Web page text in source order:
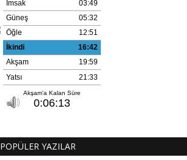
POPÜLER YAZILAR